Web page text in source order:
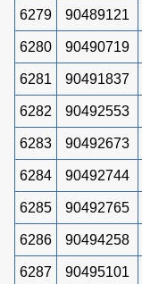
6279 90489121
6280 90490719
6281 90491837
6282 90492553
6283 90492673
6284 90492744
6285 90492765
6286 90494258
6287 90495101